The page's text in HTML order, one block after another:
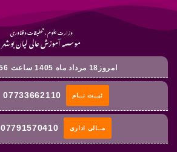
وزارت علوم ، تحقیقات و فناوری
موسسه آموزش عالی لیان بوشهر
امروز18 مرداد ماه 1405 ساعت 3:56 ق.ظ
07733662110 ثبــت نــام
07791570410 مــالی اداری